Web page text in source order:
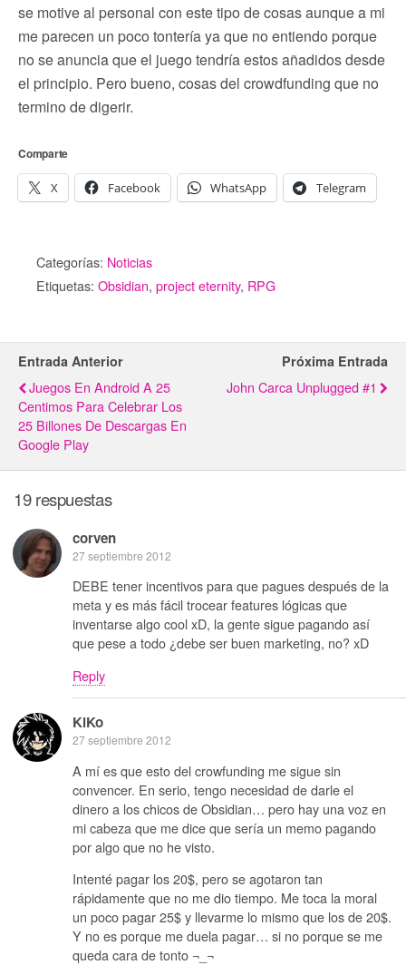
se motive al personal con este tipo de cosas aunque a mi
me parecen un poco tontería ya que no entiendo porque
no se anuncia que el juego tendría estos añadidos desde
el principio. Pero bueno, cosas del crowdfunding que no
termino de digerir.
Comparte
X Facebook WhatsApp Telegram
Categorías: Noticias
Etiquetas: Obsidian, project eternity, RPG
Entrada Anterior
Juegos En Android A 25
Centimos Para Celebrar Los
25 Billones De Descargas En
Google Play
Próxima Entrada
John Carca Unplugged #1
19 respuestas
corven
27 septiembre 2012
DEBE tener incentivos para que pagues después de la
meta y es más fácil trocear features lógicas que
inventarse algo cool xD, la gente sigue pagando así
que pese a todo ¿debe ser buen marketing, no? xD
Reply
KiKo
27 septiembre 2012
A mí es que esto del crowfunding me sigue sin
convencer. En serio, tengo necesidad de darle el
dinero a los chicos de Obsidian… pero hay una voz en
mi cabeza que me dice que sería un memo pagando
por algo que no he visto.
Intenté pagar los 20$, pero se agotaron tan
rápidamente que no me dio tiempo. Me toca la moral
un poco pagar 25$ y llevarme lo mismo que los de 20$.
Y no es porque me duela pagar… si no porque se me
queda cara de tonto ¬_¬